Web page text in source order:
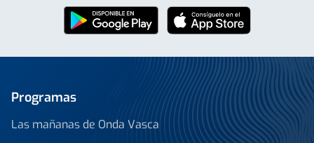
Programas
Las mañanas de Onda Vasca